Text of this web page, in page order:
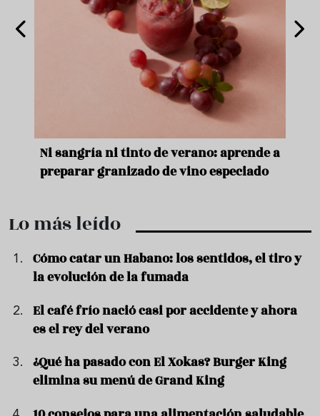
Ni sangría ni tinto de verano: aprende a
preparar granizado de vino especiado
Lo más leído
Cómo catar un Habano: los sentidos, el tiro y
la evolución de la fumada
El café frío nació casi por accidente y ahora
es el rey del verano
¿Qué ha pasado con El Xokas? Burger King
elimina su menú de Grand King